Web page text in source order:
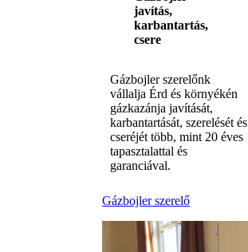
javítás,
karbantartás,
csere
Gázbojler szerelőnk
vállalja Érd és környékén
gázkazánja javítását,
karbantartását, szerelését és
cseréjét több, mint 20 éves
tapasztalattal és
garanciával.
Gázbojler szerelő